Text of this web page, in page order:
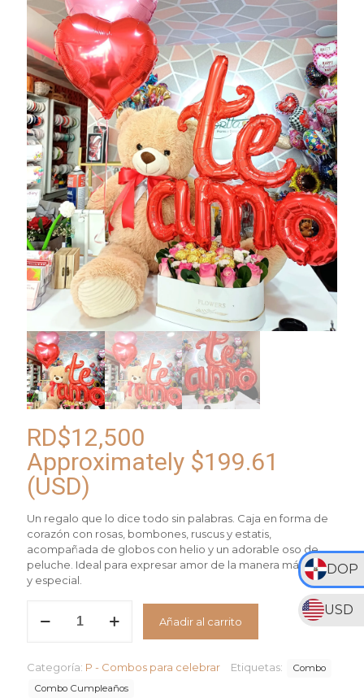
DOP
USD
RD$12,500
Approximately $199.61
(USD)
Un regalo que lo dice todo sin palabras. Caja en forma de
corazón con rosas, bombones, ruscus y estatis,
acompañada de globos con helio y un adorable oso de
peluche. Ideal para expresar amor de la manera más dulce
y especial.
Añadir al carrito
Categoría: P - Combos para celebrar Etiquetas:
Combo
Combo Cumpleaños